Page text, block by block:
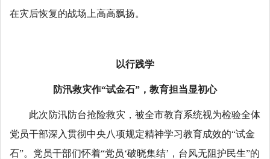
在灾后恢复的战场上高高飘扬。
以行践学
防汛救灾作“试金石”，教育担当显初心
此次防汛防台抢险救灾，被全市教育系统视为检验全体
党员干部深入贯彻中央八项规定精神学习教育成效的“试金
石”。党员干部们怀着“党员‘破晓集结’，台风无阻护民生”的